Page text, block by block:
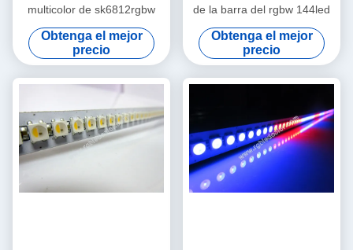
multicolor de sk6812rgbw
Obtenga el mejor
precio
de la barra del rgbw 144led
Obtenga el mejor
precio